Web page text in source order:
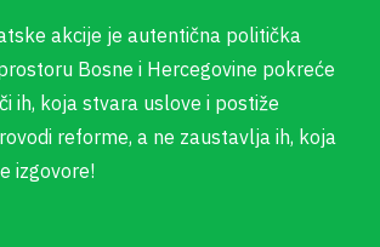
akcije je autentična politička
Bosne i Hercegovine pokreće
ih, koja stvara uslove i postiže
reforme, a ne zaustavlja ih, koja
izgovore!